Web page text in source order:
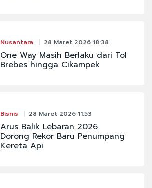
Nusantara 28 Maret 2026 18:38
One Way Masih Berlaku dari Tol
Brebes hingga Cikampek
Bisnis 28 Maret 2026 11:53
Arus Balik Lebaran 2026
Dorong Rekor Baru Penumpang
Kereta Api